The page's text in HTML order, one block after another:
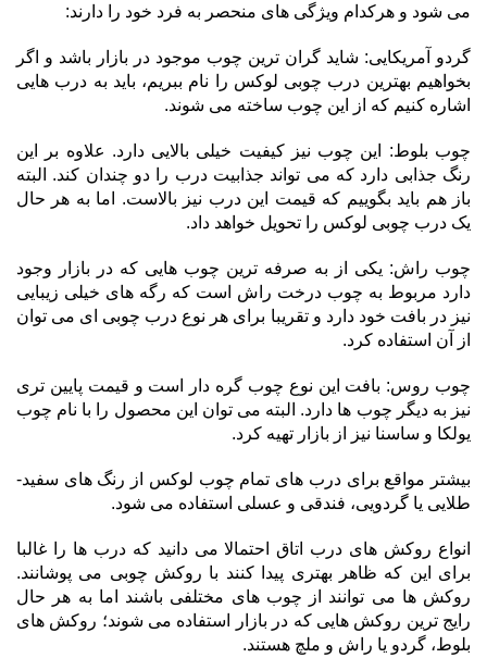
می شود و هرکدام ویژگی های منحصر به فرد خود را دارند:
گردو آمریکایی: شاید گران ترین چوب موجود در بازار باشد و اگر
بخواهیم بهترین درب چوبی لوکس را نام ببریم، باید به درب هایی
اشاره کنیم که از این چوب ساخته می شوند.
چوب بلوط: این چوب نیز کیفیت خیلی بالایی دارد. علاوه بر این
رنگ جذابی دارد که می تواند جذابیت درب را دو چندان کند. البته
باز هم باید بگوییم که قیمت این درب نیز بالاست. اما به هر حال
یک درب چوبی لوکس را تحویل خواهد داد.
چوب راش: یکی از به صرفه ترین چوب هایی که در بازار وجود
دارد مربوط به چوب درخت راش است که رگه های خیلی زیبایی
نیز در بافت خود دارد و تقریبا برای هر نوع درب چوبی ای می توان
از آن استفاده کرد.
چوب روس: بافت این نوع چوب گره دار است و قیمت پایین تری
نیز به دیگر چوب ها دارد. البته می توان این محصول را با نام چوب
یولکا و ساسنا نیز از بازار تهیه کرد.
بیشتر مواقع برای درب های تمام چوب لوکس از رنگ های سفید-
طلایی یا گردویی، فندقی و عسلی استفاده می شود.
انواع روکش های درب اتاق احتمالا می دانید که درب ها را غالبا
برای این که ظاهر بهتری پیدا کنند با روکش چوبی می پوشانند.
روکش ها می توانند از چوب های مختلفی باشند اما به هر حال
رایج ترین روکش هایی که در بازار استفاده می شوند؛ روکش های
بلوط، گردو یا راش و ملچ هستند.